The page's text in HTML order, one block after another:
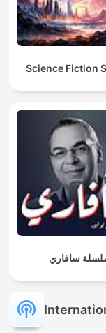
Science Fiction
سافاري